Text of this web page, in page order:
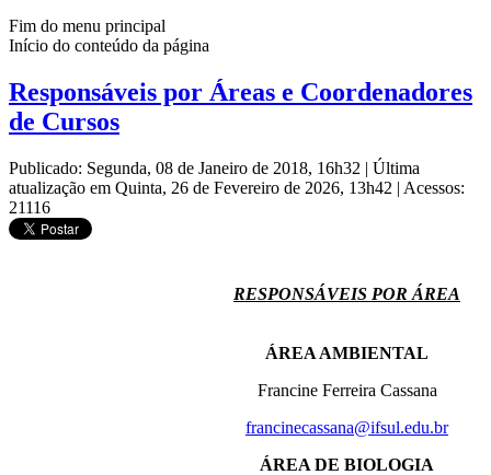
Fim do menu principal
Início do conteúdo da página
Responsáveis por Áreas e Coordenadores
de Cursos
Publicado: Segunda, 08 de Janeiro de 2018, 16h32 | Última
atualização em Quinta, 26 de Fevereiro de 2026, 13h42 | Acessos:
21116
RESPONSÁVEIS POR ÁREA
ÁREA AMBIENTAL
Francine Ferreira Cassana
francinecassana@ifsul.edu.br
ÁREA DE BIOLOGIA